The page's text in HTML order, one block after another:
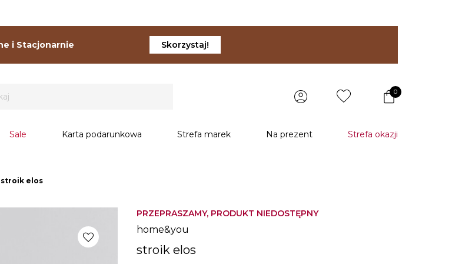
i Stacjonarnie Skorzystaj!
0
Sale Karta podarunkowa Strefa marek Na prezent Strefa okazji
stroik elos
PRZEPRASZAMY, PRODUKT NIEDOSTĘPNY
home&you
stroik elos
favorite